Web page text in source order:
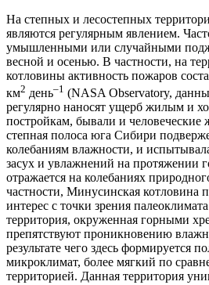
На степных и лесостепных
являются регулярным явлением.
умышленными или случайными
весной и осенью. В частности, на
котловины активность пожаров
км2 день–1 (NASA Observatory,
регулярно наносят ущерб жилым и
постройкам, бывали и человеческие
степная полоса юга Сибири
колебаниям влажности, и
засух и увлажнений на протяжении
отражается на колебаниях
частности, Минусинская котловина
интерес с точки зрения
территория, окруженная горными
препятствуют проникновению
результате чего здесь формируется
микроклимат, более мягкий по
территорией. Данная территория